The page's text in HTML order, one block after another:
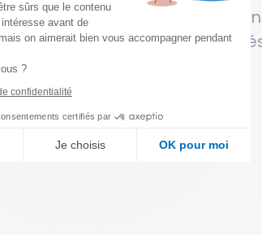
sûrs que le contenu
avant de
on aimerait bien vous accompagner pendant
?
confidentialité
certifiés par
Je choisis OK pour moi
et répondant aux
outils performants,
groupe.